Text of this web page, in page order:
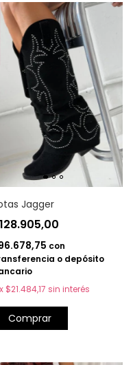
Jagger
con
o depósito
x $21.484,17 sin interés
Comprar